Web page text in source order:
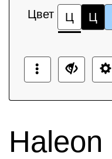
Цвет Ц Ц
Haleon